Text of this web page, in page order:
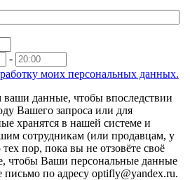
-
моих персональных данных.
данные, чтобы впоследствии
Вашего запроса или для
хранятся в нашей системе и
сотрудникам (или продавцам, у
пор, пока вы не отзовёте своё
чтобы Ваши персональные данные
письмо по адресу optifly@yandex.ru.